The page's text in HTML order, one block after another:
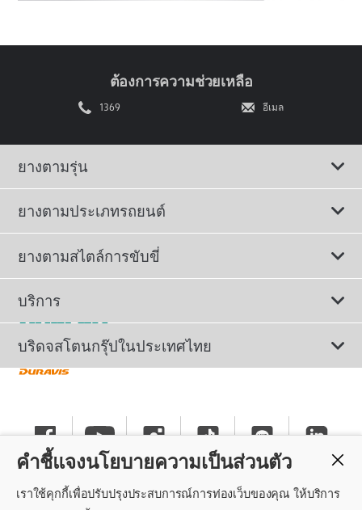
ต้องการความช่วยเหลือ
1369 อีเมล
คำชี้แจงนโยบายความเป็นส่วนตัว
เราใช้คุกกี้เพื่อปรับปรุงประสบการณ์การท่องเว็บของคุณ ให้บริการ
ยางตามรุ่น
ยางตามประเภทรถยนต์
ดูยางทั้งหมด
ยางรถยนต์นั่ง
ยางรถ SUV/CUV/4x4
ยางรถบรรทุกและรถโดยสาร
แค็ตตาล็อกยางรถยนต์
ยางตามสไตล์การขับขี่
ยางรถยนต์นุ่มเงียบ
ยางสปอร์ตสมรรถนะสูง
ยางรถยนต์ประหยัดน้ำมัน
ยางรถออฟโรด
ยางรันแฟลต
บริการ
ติดต่อเรา
คำแนะนำทั่วไปเกี่ยวกับการใช้ยาง
นโยบายความเป็นส่วนตัว
บริดจสโตนกรุ๊ปในประเทศไทย
ข่าวประชาสัมพันธ์
ร่วมงานกับบริดจสโตน
ศูนย์บริการค็อกพิท